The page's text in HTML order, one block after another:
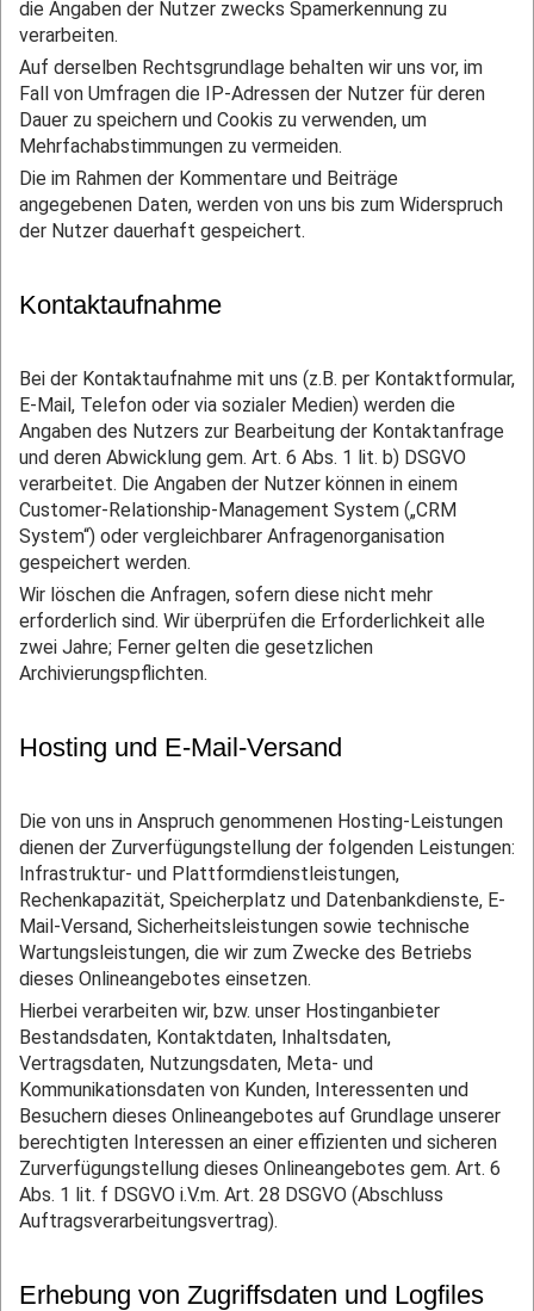
die Angaben der Nutzer zwecks Spamerkennung zu
verarbeiten.
Auf derselben Rechtsgrundlage behalten wir uns vor, im
Fall von Umfragen die IP-Adressen der Nutzer für deren
Dauer zu speichern und Cookis zu verwenden, um
Mehrfachabstimmungen zu vermeiden.
Die im Rahmen der Kommentare und Beiträge
angegebenen Daten, werden von uns bis zum Widerspruch
der Nutzer dauerhaft gespeichert.
Kontaktaufnahme
Bei der Kontaktaufnahme mit uns (z.B. per Kontaktformular,
E-Mail, Telefon oder via sozialer Medien) werden die
Angaben des Nutzers zur Bearbeitung der Kontaktanfrage
und deren Abwicklung gem. Art. 6 Abs. 1 lit. b) DSGVO
verarbeitet. Die Angaben der Nutzer können in einem
Customer-Relationship-Management System („CRM
System“) oder vergleichbarer Anfragenorganisation
gespeichert werden.
Wir löschen die Anfragen, sofern diese nicht mehr
erforderlich sind. Wir überprüfen die Erforderlichkeit alle
zwei Jahre; Ferner gelten die gesetzlichen
Archivierungspflichten.
Hosting und E-Mail-Versand
Die von uns in Anspruch genommenen Hosting-Leistungen
dienen der Zurverfügungstellung der folgenden Leistungen:
Infrastruktur- und Plattformdienstleistungen,
Rechenkapazität, Speicherplatz und Datenbankdienste, E-
Mail-Versand, Sicherheitsleistungen sowie technische
Wartungsleistungen, die wir zum Zwecke des Betriebs
dieses Onlineangebotes einsetzen.
Hierbei verarbeiten wir, bzw. unser Hostinganbieter
Bestandsdaten, Kontaktdaten, Inhaltsdaten,
Vertragsdaten, Nutzungsdaten, Meta- und
Kommunikationsdaten von Kunden, Interessenten und
Besuchern dieses Onlineangebotes auf Grundlage unserer
berechtigten Interessen an einer effizienten und sicheren
Zurverfügungstellung dieses Onlineangebotes gem. Art. 6
Abs. 1 lit. f DSGVO i.V.m. Art. 28 DSGVO (Abschluss
Auftragsverarbeitungsvertrag).
Erhebung von Zugriffsdaten und Logfiles